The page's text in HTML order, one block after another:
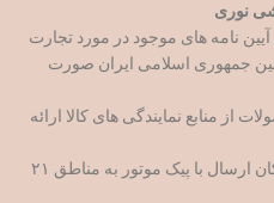
نوری
آیین نامه های موجود در مورد تجارت
جمهوری اسلامی ایران صورت
منابع نمایندگی های کالا ارائه
3- شعبه سوم در تهران میباشد و امکان ارسال با پیک موتور به مناطق ۲۱